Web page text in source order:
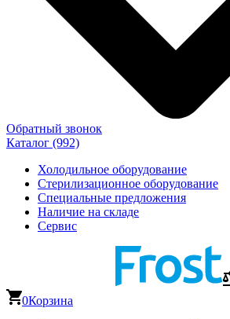
Обратный звонок
Каталог (992)
Холодильное оборудование
Стерилизационное оборудование
Специальные предложения
Наличие на складе
Сервис
0Корзина